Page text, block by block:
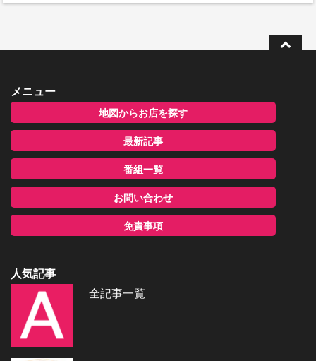
メニュー
地図からお店を探す
最新記事
番組一覧
お問い合わせ
免責事項
人気記事
全記事一覧